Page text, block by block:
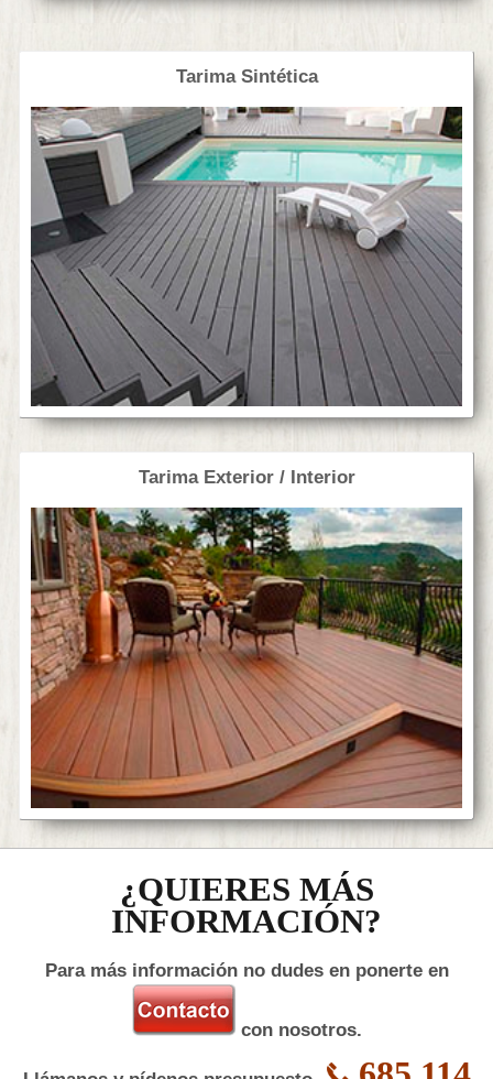
Tarima Sintética
Tarima Exterior / Interior
¿QUIERES MÁS
INFORMACIÓN?
Para más información no dudes en ponerte en
con nosotros.